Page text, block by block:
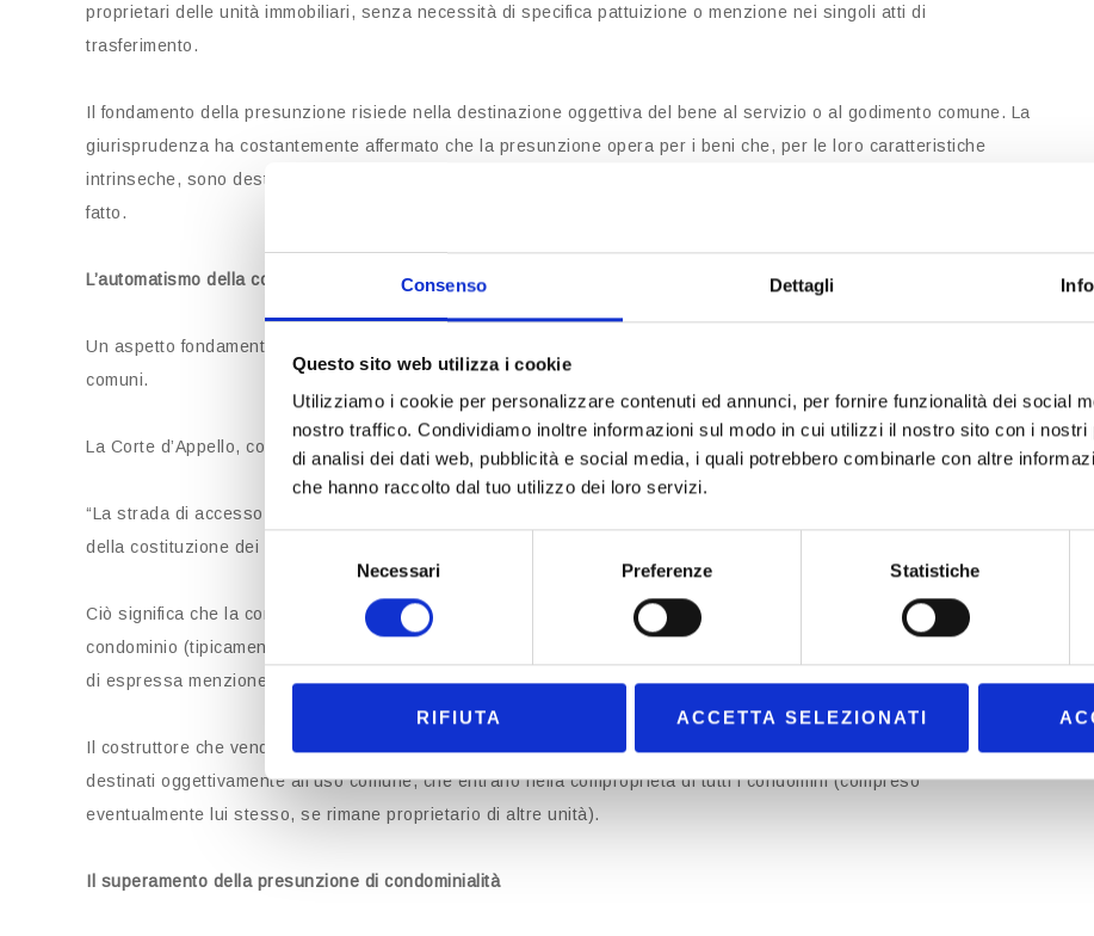
Consenso Dettagli
Questo sito web utilizza i cookie
Utilizziamo i cookie per personalizzare contenuti ed annunci, per fornire funzionalità dei social
nostro traffico. Condividiamo inoltre informazioni sul modo in cui utilizzi il nostro sito con i
di analisi dei dati web, pubblicità e social media, i quali potrebbero combinarle con altre
che hanno raccolto dal tuo utilizzo dei loro servizi.
Necessari Preferenze Statistiche
RIFIUTA ACCETTA SELEZIONATI
proprietari delle unità immobiliari, senza necessità di specifica pattuizione o menzione nei singoli atti di
trasferimento.
Il fondamento della presunzione risiede nella destinazione oggettiva del bene al servizio o al godimento comune. La
giurisprudenza ha costantemente affermato che la presunzione opera per i beni che, per le loro caratteristiche
intrinseche, sono destinati al servizio dell’edificio o delle singole unità, prescindendo dall’uso concreto che ne viene
fatto.
L’automatismo della comunione
Un aspetto fondamentale evidenziato dalla sentenza in commento riguarda il momento in cui i beni divengono
comuni.
La Corte d’Appello, con affermazione confermata dalla Cassazione, aveva rilevato che:
“La strada di accesso e le altre aree in questione erano divenute comuni, ai sensi dell’art. 1117 c.c., al momento
della costituzione dei Condomini con la vendita dei primi appartamenti.”
Ciò significa che la comunione sorge automaticamente ed ope legis nel momento stesso in cui si costituisce il
condominio (tipicamente con la prima alienazione di un’unità immobiliare da parte del costruttore), senza necessità
di espressa menzione o pattuizione.
Il costruttore che vende anche una sola unità immobiliare perde automaticamente la proprietà esclusiva dei beni
destinati oggettivamente all’uso comune, che entrano nella comproprietà di tutti i condomini (compreso
eventualmente lui stesso, se rimane proprietario di altre unità).
Il superamento della presunzione di condominialità